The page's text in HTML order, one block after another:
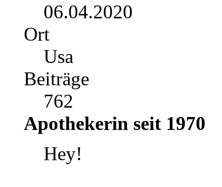
06.04.2020
Ort
Usa
Beiträge
762
Apothekerin seit 1970
Hey!